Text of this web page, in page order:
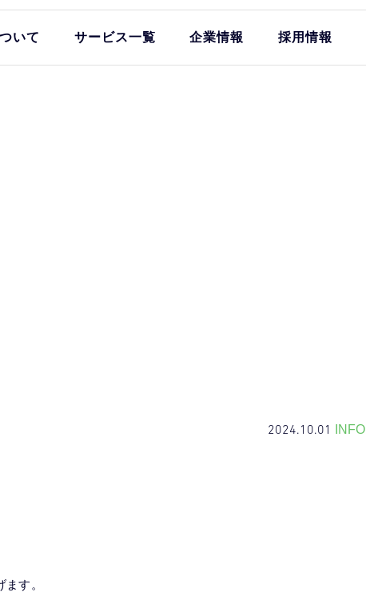
いて サービス一覧 企業情報 採用情報
2024.10.01 INFO
す。